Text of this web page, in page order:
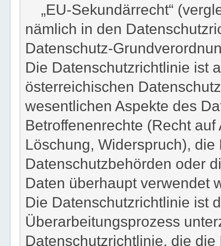
„EU-Sekundärrecht“
nämlich in den
Datenschutz-
Die Datenschutzrichtlinie ist
österreichischen
wesentlichen Aspekte des
Betroffenenrechte (Recht
Löschung, Widerspruch),
Datenschutzbehörden oder
Daten überhaupt verwendet
Die Datenschutzrichtlinie ist
Überarbeitungsprozess
Datenschutzrichtlinie, die